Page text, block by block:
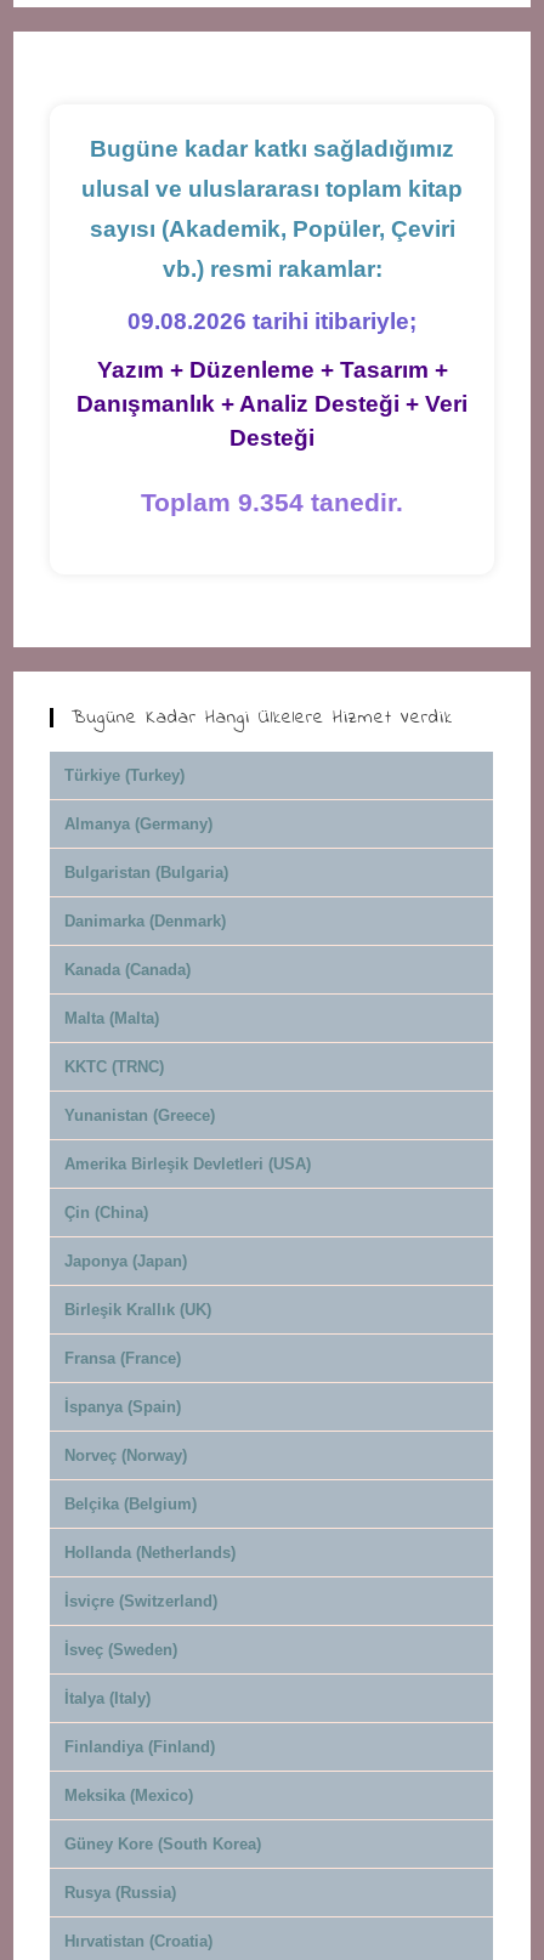
Bugüne kadar katkı sağladığımız
ulusal ve uluslararası toplam kitap
sayısı (Akademik, Popüler, Çeviri
vb.) resmi rakamlar:
09.08.2026 tarihi itibariyle;
Yazım + Düzenleme + Tasarım +
Danışmanlık + Analiz Desteği + Veri
Desteği
Toplam 9.354 tanedir.
Bugüne Kadar Hangi Ülkelere Hizmet Verdik
Türkiye (Turkey)
Almanya (Germany)
Bulgaristan (Bulgaria)
Danimarka (Denmark)
Kanada (Canada)
Malta (Malta)
KKTC (TRNC)
Yunanistan (Greece)
Amerika Birleşik Devletleri (USA)
Çin (China)
Japonya (Japan)
Birleşik Krallık (UK)
Fransa (France)
İspanya (Spain)
Norveç (Norway)
Belçika (Belgium)
Hollanda (Netherlands)
İsviçre (Switzerland)
İsveç (Sweden)
İtalya (Italy)
Finlandiya (Finland)
Meksika (Mexico)
Güney Kore (South Korea)
Rusya (Russia)
Hırvatistan (Croatia)